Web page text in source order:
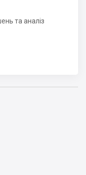
та аналіз